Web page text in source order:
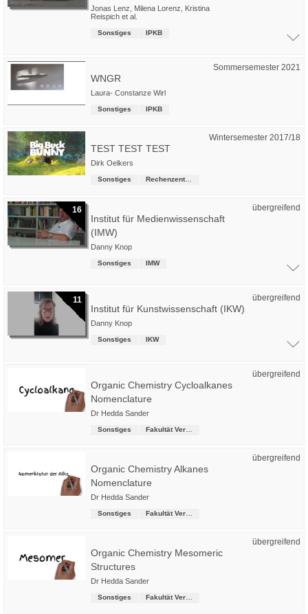
Jonas Lenz Milena Lorenz
Kristina
Reispich et al.
Sonstiges IPKB
Sommersemester 2021
WNGR
Laura- Constanze Wirl
Sonstiges IPKB
Wintersemester 2017/18
TEST TEST TEST
Dirk Oelkers
Sonstiges Rechenzentrum
16 übergreifend
Institut für Medienwissenschaft
(IMW)
Danny Knop
Sonstiges IMW
11 übergreifend
Institut für Kunstwissenschaft (IKW)
Danny Knop
Sonstiges IKW
übergreifend
Organic Chemistry Cycloalkanes
Nomenclature
Dr Hedda Sander
Sonstiges
übergreifend
Organic Chemistry Alkanes
Nomenclature
Dr Hedda Sander
Sonstiges
übergreifend
Organic Chemistry Mesomeric
Structures
Dr Hedda Sander
Sonstiges